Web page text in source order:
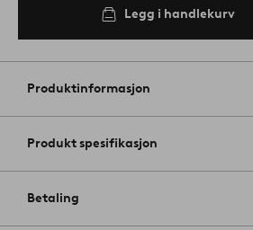
Legg i handlekurv
Produktinformasjon
Produkt spesifikasjon
Betaling